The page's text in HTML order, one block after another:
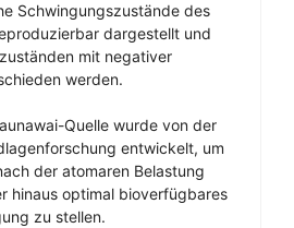
Schwingungszustände des
dargestellt und
mit negativer
werden.
Quelle wurde von der
entwickelt, um
der atomaren Belastung
hinaus optimal bioverfügbares
zu stellen.